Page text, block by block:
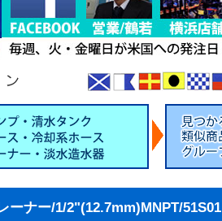
ーナー/1/2"(12.7mm)MNPT/51S01